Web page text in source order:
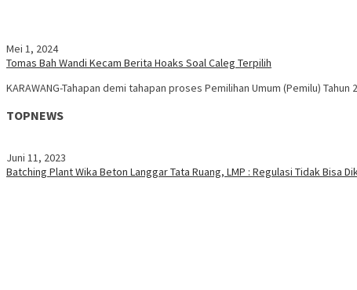
Mei 1, 2024
Tomas Bah Wandi Kecam Berita Hoaks Soal Caleg Terpilih
KARAWANG-Tahapan demi tahapan proses Pemilihan Umum (Pemilu)
TOPNEWS
Juni 11, 2023
Batching Plant Wika Beton Langgar Tata Ruang, LMP : Regulasi Tidak Bisa